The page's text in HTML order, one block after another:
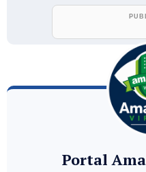
Portal